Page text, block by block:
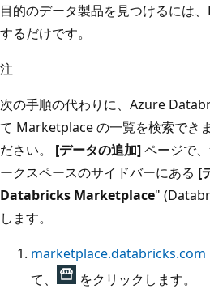
目的のデータ製品を見つけるには
するだけです。
注
次の手順の代わりに、Azure
て Marketplace の一覧を検索でき
ださい。 [データの追加]ページで
ークスペースのサイドバーにある [
Databricks Marketplace"
します。
marketplace.databricks.com
て、
をクリックします。